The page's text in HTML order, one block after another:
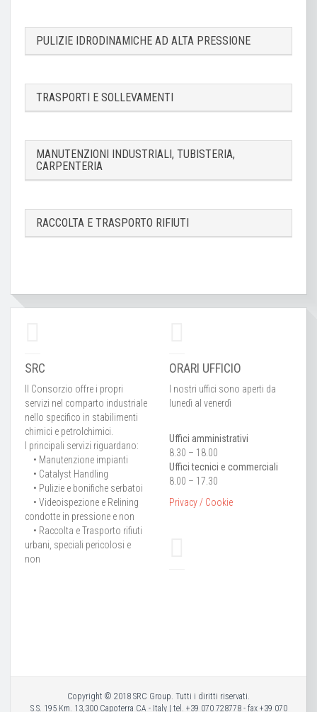
PULIZIE IDRODINAMICHE AD ALTA PRESSIONE
TRASPORTI E SOLLEVAMENTI
MANUTENZIONI INDUSTRIALI, TUBISTERIA,
CARPENTERIA
RACCOLTA E TRASPORTO RIFIUTI
SRC
Il Consorzio offre i propri
servizi nel comparto industriale
nello specifico in stabilimenti
chimici e petrolchimici.
I principali servizi riguardano:
• Manutenzione impianti
• Catalyst Handling
• Pulizie e bonifiche serbatoi
• Videoispezione e Relining
condotte in pressione e non
• Raccolta e Trasporto rifiuti
urbani, speciali pericolosi e
non
ORARI UFFICIO
I nostri uffici sono aperti da
lunedì al venerdì
Uffici amministrativi
8.30 – 18.00
Uffici tecnici e commerciali
8.00 – 17.30
Privacy / Cookie
Copyright © 2018 SRC Group. Tutti i diritti riservati.
S.S. 195 Km. 13,300 Capoterra CA - Italy | tel. +39 070 728778 - fax +39 070